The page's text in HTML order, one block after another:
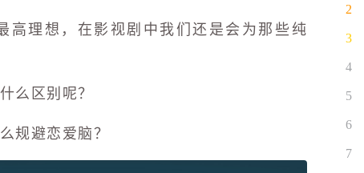
高理想，在影视剧中我们还是会为那些纯
么区别呢？
规避恋爱脑？
2
3
4
5
6
7